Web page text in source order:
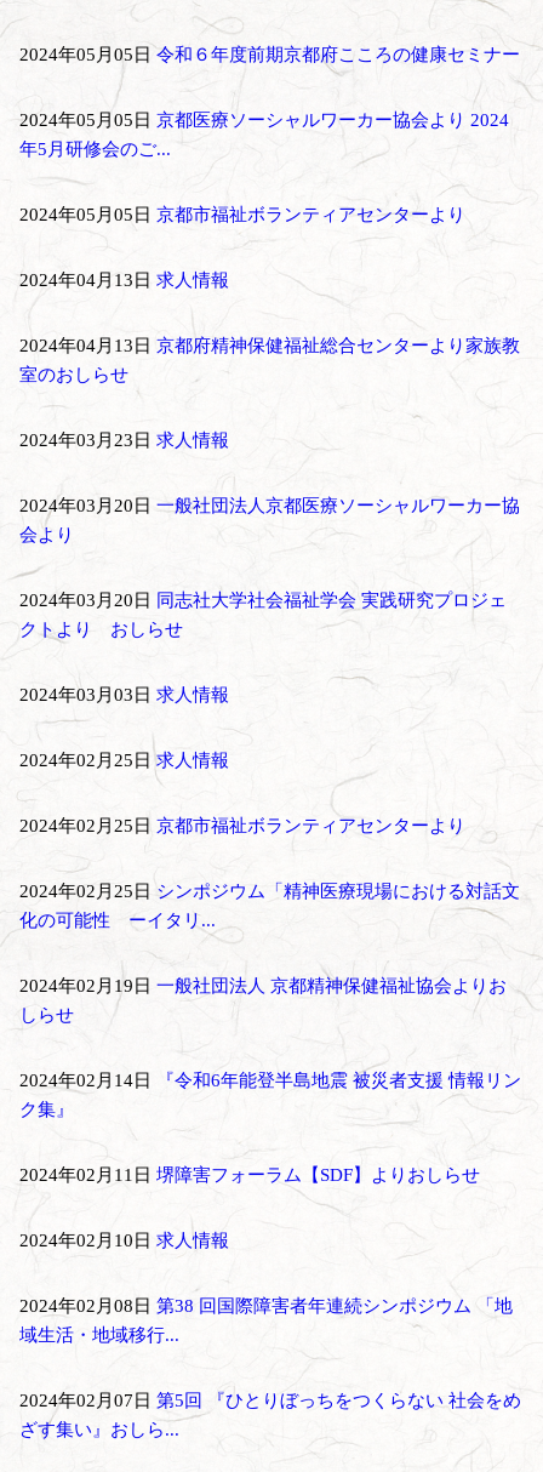
2024年05月05日令和６年度前期京都府こころの健康セミナー
2024年05月05日 京都医療ソーシャルワーカー協会より 2024
年5月研修会のご...
2024年05月05日 京都市福祉ボランティアセンターより
2024年04月13日 求人情報
2024年04月13日 京都府精神保健福祉総合センターより家族教
室のおしらせ
2024年03月23日 求人情報
2024年03月20日 一般社団法人京都医療ソーシャルワーカー協
会より
2024年03月20日 同志社大学社会福祉学会 実践研究プロジェ
クトより おしらせ
2024年03月03日 求人情報
2024年02月25日 求人情報
2024年02月25日 京都市福祉ボランティアセンターより
2024年02月25日 シンポジウム「精神医療現場における対話文
化の可能性 ーイタリ...
2024年02月19日 一般社団法人 京都精神保健福祉協会よりお
しらせ
2024年02月14日
『令和6年能登半島地震 被災者支援 情報リン
ク集』
2024年02月11日 堺障害フォーラム【SDF】よりおしらせ
2024年02月10日 求人情報
2024年02月08日 第38 回国際障害者年連続シンポジウム 「地
域生活・地域移行...
2024年02月07日 第5回 『ひとりぼっちをつくらない 社会をめ
ざす集い』おしら...